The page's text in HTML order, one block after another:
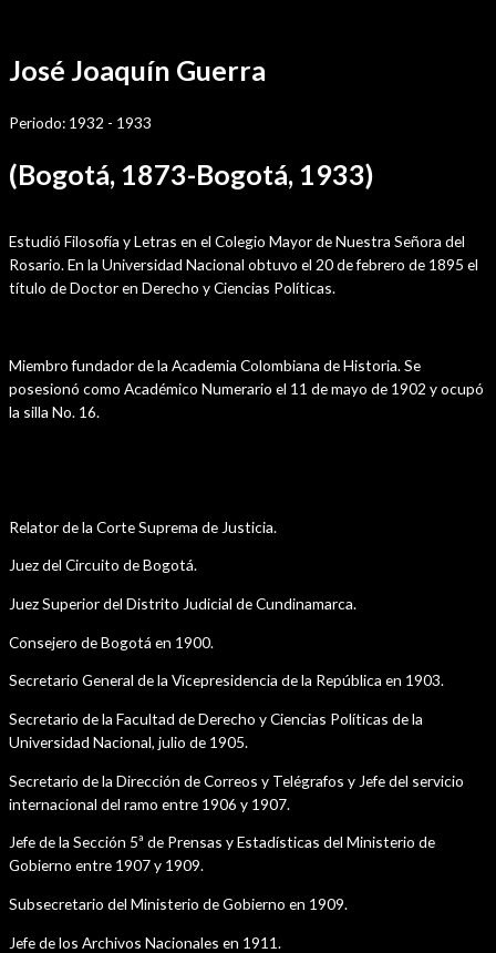
contenido
José Joaquín Guerra
Periodo: 1932 - 1933
(Bogotá, 1873-Bogotá, 1933)
Estudió Filosofía y Letras en el Colegio Mayor de Nuestra Señora del
Rosario. En la Universidad Nacional obtuvo el 20 de febrero de 1895 el
título de Doctor en Derecho y Ciencias Políticas.
Miembro fundador de la Academia Colombiana de Historia. Se
posesionó como Académico Numerario el 11 de mayo de 1902 y ocupó
la silla No. 16.
Relator de la Corte Suprema de Justicia.
Juez del Circuito de Bogotá.
Juez Superior del Distrito Judicial de Cundinamarca.
Consejero de Bogotá en 1900.
Secretario General de la Vicepresidencia de la República en 1903.
Secretario de la Facultad de Derecho y Ciencias Políticas de la
Universidad Nacional, julio de 1905.
Secretario de la Dirección de Correos y Telégrafos y Jefe del servicio
internacional del ramo entre 1906 y 1907.
Jefe de la Sección 5ª de Prensas y Estadísticas del Ministerio de
Gobierno entre 1907 y 1909.
Subsecretario del Ministerio de Gobierno en 1909.
Jefe de los Archivos Nacionales en 1911.